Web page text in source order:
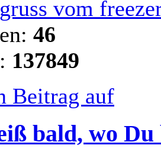
gruss vom
46
137849
Beitrag auf
bald, wo Du